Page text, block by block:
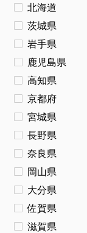
北海道
茨城県
岩手県
鹿児島県
高知県
京都府
宮城県
長野県
奈良県
岡山県
大分県
佐賀県
滋賀県